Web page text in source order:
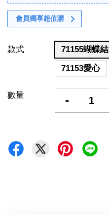
會員獨享超值購
款式 71155蝴蝶結
71153愛心
數量 -